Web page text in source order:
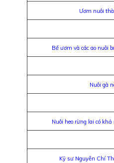
Ươm nuôi
Bể ươm và các ao nuôi
Nuôi gà
Nuôi heo rừng lai có
Kỹ sư Nguyễn Chí